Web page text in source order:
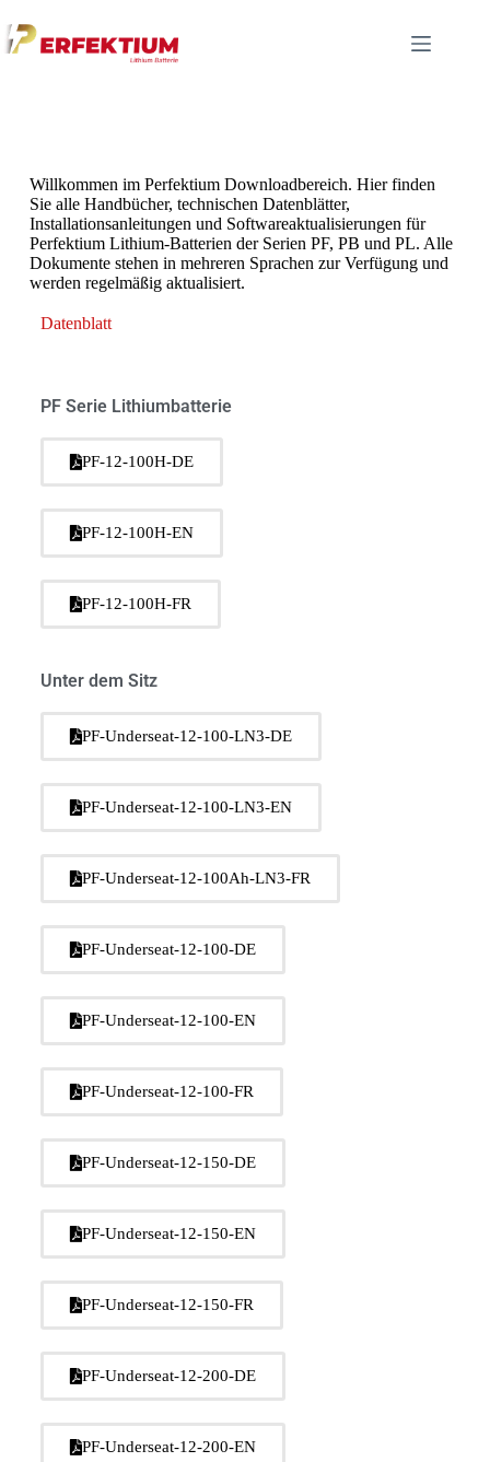
Willkommen im Perfektium Downloadbereich. Hier finden
Sie alle Handbücher, technischen Datenblätter,
Installationsanleitungen und Softwareaktualisierungen für
Perfektium Lithium-Batterien der Serien PF, PB und PL. Alle
Dokumente stehen in mehreren Sprachen zur Verfügung und
werden regelmäßig aktualisiert.
Datenblatt
PF Serie Lithiumbatterie
PF-12-100H-DE
PF-12-100H-EN
PF-12-100H-FR
Unter dem Sitz
PF-Underseat-12-100-LN3-DE
PF-Underseat-12-100-LN3-EN
PF-Underseat-12-100Ah-LN3-FR
PF-Underseat-12-100-DE
PF-Underseat-12-100-EN
PF-Underseat-12-100-FR
PF-Underseat-12-150-DE
PF-Underseat-12-150-EN
PF-Underseat-12-150-FR
PF-Underseat-12-200-DE
PF-Underseat-12-200-EN